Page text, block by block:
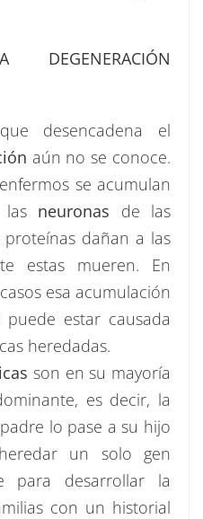
desencadena el
aún no se conoce.
se acumulan
neuronas de las
proteínas dañan a las
estas mueren. En
esa acumulación
estar causada
heredadas.
son en su mayoría
es decir, la
lo pase a su hijo
un solo gen
para desarrollar la
con un historial